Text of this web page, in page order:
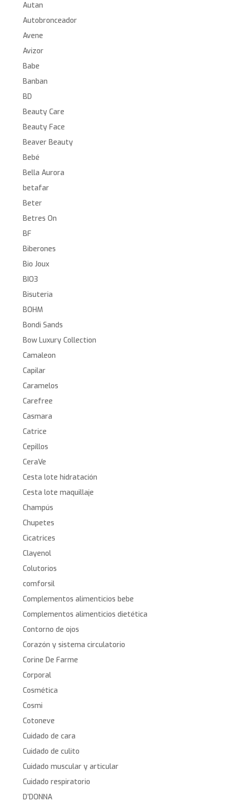
Autan
Autobronceador
Avene
Avizor
Babe
Banban
BD
Beauty Care
Beauty Face
Beaver Beauty
Bebé
Bella Aurora
betafar
Beter
Betres On
BF
Biberones
Bio Joux
BIO3
Bisuteria
BOHM
Bondi Sands
Bow Luxury Collection
Camaleon
Capilar
Caramelos
Carefree
Casmara
Catrice
Cepillos
CeraVe
Cesta lote hidratación
Cesta lote maquillaje
Champús
Chupetes
Cicatrices
Clayenol
Colutorios
comforsil
Complementos alimenticios bebe
Complementos alimenticios dietética
Contorno de ojos
Corazón y sistema circulatorio
Corine De Farme
Corporal
Cosmética
Cosmi
Cotoneve
Cuidado de cara
Cuidado de culito
Cuidado muscular y articular
Cuidado respiratorio
D’DONNA